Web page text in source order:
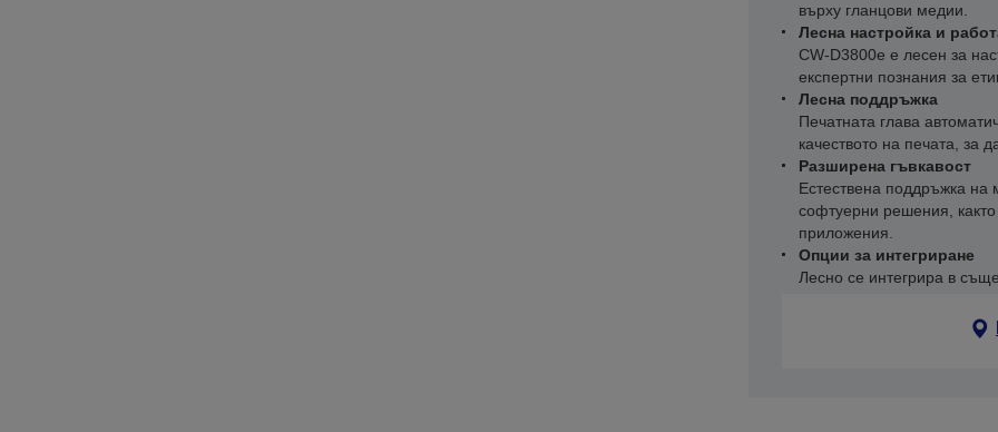
върху гланцови медии.
Лесна настройка и
CW-D3800e е лесен за
експертни познания за
Лесна поддръжка
Печатната глава
качеството на печата, за
Разширена гъвкавост
Естествена поддръжка
софтуерни решения,
приложения.
Опции за интегриране
Лесно се интегрира в